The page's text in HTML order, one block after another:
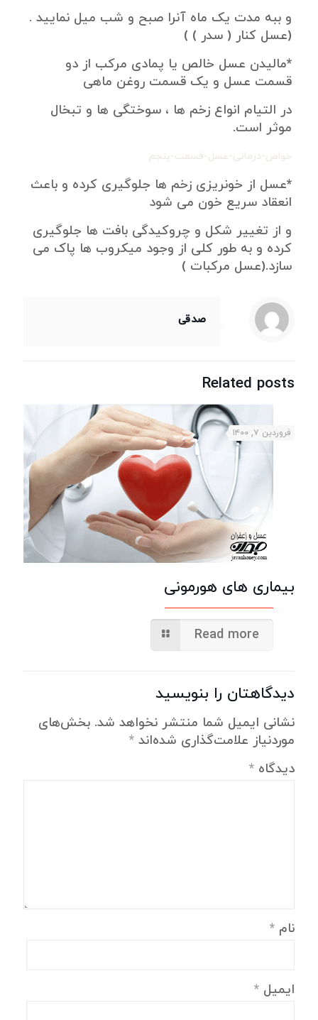
و ببه مدت یک ماه آنرا صبح و شب میل نمایید .
(عسل کنار ( سدر ) )
*مالیدن عسل خالص یا پمادی مرکب از دو
قسمت عسل و یک قسمت روغن ماهی
در التیام انواع زخم ها ، سوختگی ها و تبخال
موثر است.
خواص-درمانی-عسل-قسمت-پنجم
*عسل از خونریزی زخم ها جلوگیری کرده و باعث
انعقاد سریع خون می شود
و از تغییر شکل و چروکیدگی بافت ها جلوگیری
کرده و به طور کلی از وجود میکروب ها پاک می
سازد.(عسل مرکبات )
صدقی
Related posts
فروردین ۷, ۱۴۰۰
بیماری های هورمونی
Read more
دیدگاهتان را بنویسید
نشانی ایمیل شما منتشر نخواهد شد. بخش‌های
موردنیاز علامت‌گذاری شده‌اند *
دیدگاه *
نام *
ایمیل *